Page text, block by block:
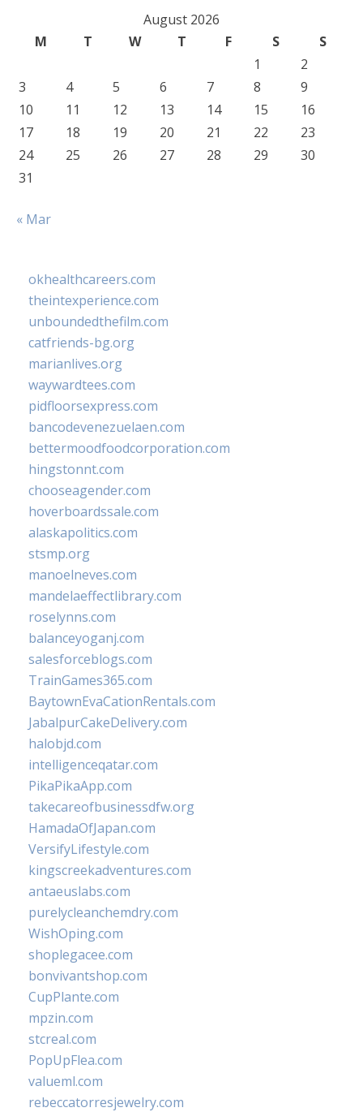
August 2026
M
T W T F S
S
1
2
3
4 5 6 7 8
9
10
11 12 13 14 15
16
17
18 19 20 21 22
23
24
25 26 27 28 29
30
31
« Mar
okhealthcareers.com
theintexperience.com
unboundedthefilm.com
catfriends-bg.org
marianlives.org
waywardtees.com
pidfloorsexpress.com
bancodevenezuelaen.com
bettermoodfoodcorporation.com
hingstonnt.com
chooseagender.com
hoverboardssale.com
alaskapolitics.com
stsmp.org
manoelneves.com
mandelaeffectlibrary.com
roselynns.com
balanceyoganj.com
salesforceblogs.com
TrainGames365.com
BaytownEvaCationRentals.com
JabalpurCakeDelivery.com
halobjd.com
intelligenceqatar.com
PikaPikaApp.com
takecareofbusinessdfw.org
HamadaOfJapan.com
VersifyLifestyle.com
kingscreekadventures.com
antaeuslabs.com
purelycleanchemdry.com
WishOping.com
shoplegacee.com
bonvivantshop.com
CupPlante.com
mpzin.com
stcreal.com
PopUpFlea.com
valueml.com
rebeccatorresjewelry.com